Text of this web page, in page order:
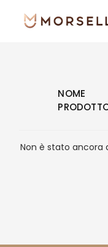
content
NOME
Non è stato ancora